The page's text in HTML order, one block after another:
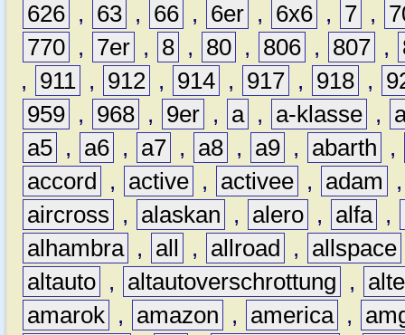
626 , 63 , 66 , 6er , 6x6 , 7 ,
770 , 7er , 8 , 80 , 806 , 807 ,
,
911 , 912 , 914 , 917 , 918 ,
959 , 968 , 9er , a , a-klasse ,
a5 , a6 , a7 , a8 , a9 , abarth
,
accord
, active , activee , adam
aircross
, alaskan , alero , alfa ,
alhambra , all , allroad , allspace
altauto , altautoverschrottung ,
amarok , amazon , america ,